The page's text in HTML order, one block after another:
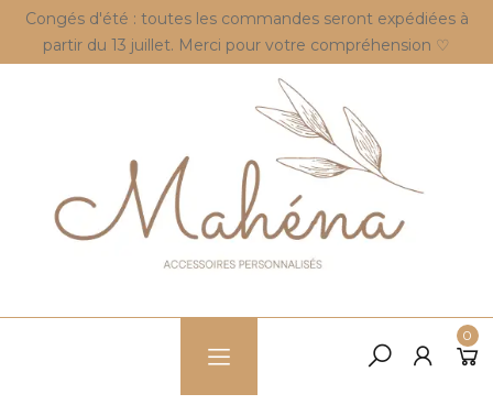
Congés d'été : toutes les commandes seront expédiées à
partir du 13 juillet. Merci pour votre compréhension ♡
0